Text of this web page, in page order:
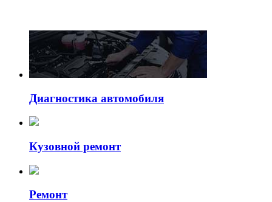
Диагностика автомобиля
Кузовной ремонт
Ремонт